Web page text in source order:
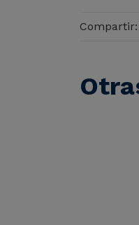
Compartir: